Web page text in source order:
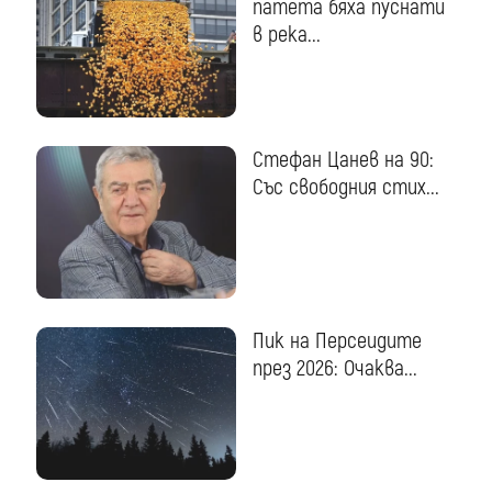
патета бяха пуснати
в река...
Стефан Цанев на 90:
Със свободния стих...
Пик на Персеидите
през 2026: Очаква...